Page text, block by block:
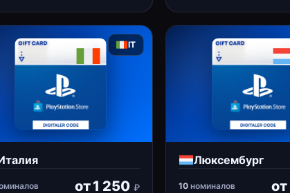
IT
от1 250 ₽
Люксембург
10 номиналов от